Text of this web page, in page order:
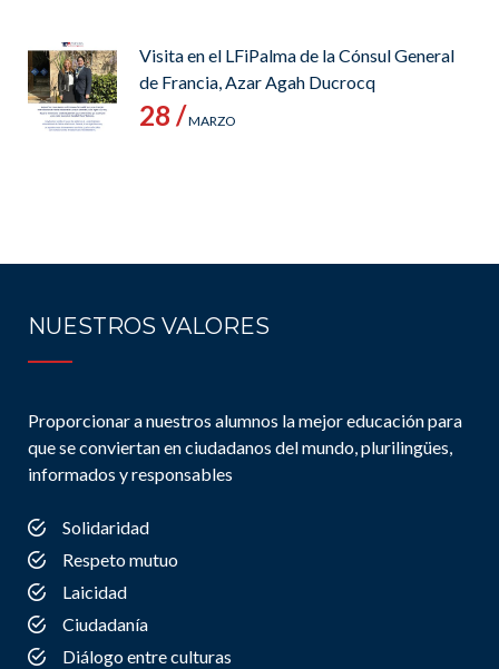
Visita en el LFiPalma de la Cónsul General
de Francia, Azar Agah Ducrocq
28 /MARZO
NUESTROS VALORES
Proporcionar a nuestros alumnos la mejor educación para
que se conviertan en ciudadanos del mundo, plurilingües,
informados y responsables
Solidaridad
Respeto mutuo
Laicidad
Ciudadanía
Diálogo entre culturas